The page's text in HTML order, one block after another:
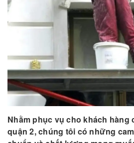
Nhằm phục vụ cho khách hàng
quận 2, chúng tôi có những